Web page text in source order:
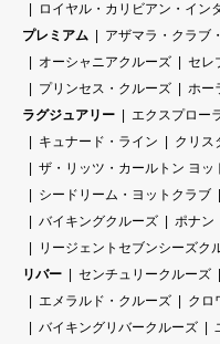
ロイヤル・カリビアン・イン
プレミアム
アザマラ・クラブ
オーシャニアクルーズ
セレ
プリンセス・クルーズ
ホー
ラグジュアリー
エクスプロー
キュナード・ライン
クリス
ザ・リッツ・カールトン ヨッ
シードリーム・ヨットクラブ
バイキングクルーズ
ポナン
リージェントセブンシーズク
リバー
センチュリークルーズ
エメラルド・クルーズ
クロ
バイキングリバークルーズ